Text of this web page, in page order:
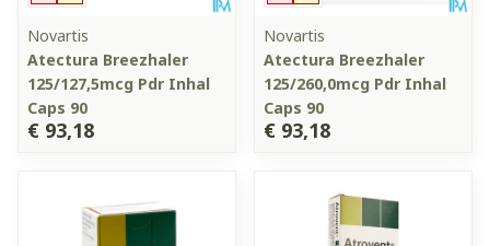
Novartis
Atectura Breezhaler
125/127,5mcg Pdr Inhal
Caps 90
€ 93,18
Novartis
Atectura Breezhaler
125/260,0mcg Pdr Inhal
Caps 90
€ 93,18